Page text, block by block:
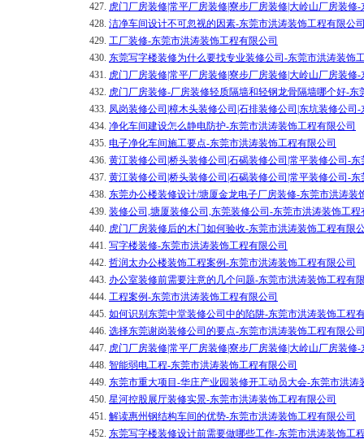
427. 虎门厂房装修|常平厂房装修|寮步厂房装修|大岭山厂房装修
428. 洁净车间设计不可忽视的因素-东莞市洪涛装饰工程有限公
429. 工厂装修-东莞市洪涛装饰工程有限公司
430. 东莞写字楼装修为什么要找专业装修公司-东莞市洪涛装饰
431. 虎门厂房装修|常平厂房装修|寮步厂房装修|大岭山厂房装修
432. 虎门厂房装修-厂房装修轻质隔墙和轻钢龙骨隔墙哪个好-东
433. 凤岗装修公司|樟木头装修公司|石排装修公司|东坑装修公司
434. 净化车间建设怎么静电防护-东莞市洪涛装饰工程有限公司
435. 电子净化车间施工要点-东莞市洪涛装饰工程有限公司
436. 黄江装修公司|桥头装修公司|石碣装修公司|常平装修公司-
437. 黄江装修公司|桥头装修公司|石碣装修公司|常平装修公司-
438. 东莞办公楼装修设计/塘厦金龙电子厂房装修-东莞市洪涛装
439. 装修公司,塘厦装修公司,东莞装修公司-东莞市洪涛装饰工程
440. 虎门厂房装修后的木门如何验收-东莞市洪涛装饰工程有限
441. 写字楼装修-东莞市洪涛装饰工程有限公司
442. 哲润太办公楼装饰工程案例-东莞市洪涛装饰工程有限公司
443. 办公室装修前需要注意的几个问题-东莞市洪涛装饰工程有
444. 工程案例-东莞市洪涛装饰工程有限公司
445. 如何识别东莞中堂装修公司中的陷阱-东莞市洪涛装饰工程
446. 选择东莞谢岗装修公司的要点-东莞市洪涛装饰工程有限公
447. 虎门厂房装修|常平厂房装修|寮步厂房装修|大岭山厂房装修
448. 智能弱电工程-东莞市洪涛装饰工程有限公司
449. 东莞市重大项目-华庄产业园装修开工动员大会-东莞市洪涛
450. 星河控股展厅装修实景-东莞市洪涛装饰工程有限公司
451. 解读惠州钢结构车间的优势-东莞市洪涛装饰工程有限公司
452. 东莞写字楼装修设计前需要做哪些工作-东莞市洪涛装饰工